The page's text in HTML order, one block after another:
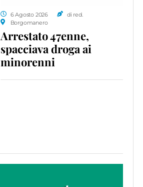
6 Agosto 2026
di red.
Borgomanero
Arrestato 47enne,
spacciava droga ai
minorenni